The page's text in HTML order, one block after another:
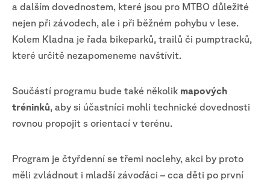
a dalším dovednostem, které jsou pro MTBO důležité
nejen při závodech, ale i při běžném pohybu v lese.
Kolem Kladna je řada bikeparků, trailů či pumptracků,
které určitě nezapomeneme navštívit.
Součástí programu bude také několik mapových
tréninků, aby si účastníci mohli technické dovednosti
rovnou propojit s orientací v terénu.
Program je čtyřdenní se třemi noclehy, akci by proto
měli zvládnout i mladší závoďáci – cca děti po první